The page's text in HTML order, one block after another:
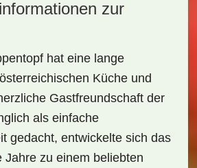
zur
hat eine lange
Küche und
Gastfreundschaft der
als einfache
gedacht, entwickelte sich das
Jahre zu einem beliebten